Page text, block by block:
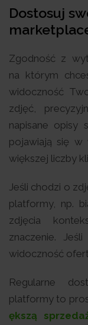
Dostosuj
Zgodność z
na którym
widoczność
zdjęć,
napisane opisy
pojawiają się w
większej liczby
Jeśli chodzi o
platformy, np.
zdjęcia
znaczenie.
widoczność
Regularne
platformy to
ększą